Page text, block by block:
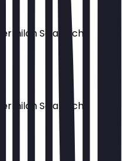
Sojamilch
Sojamilch